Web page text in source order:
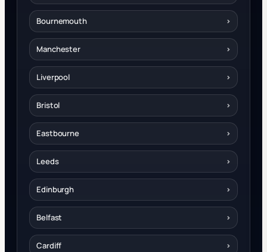
Bournemouth ›
Manchester ›
Liverpool ›
Bristol ›
Eastbourne ›
Leeds ›
Edinburgh ›
Belfast ›
Cardiff ›